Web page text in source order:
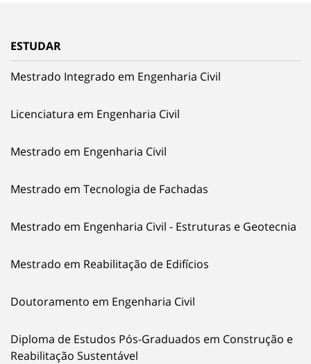
ESTUDAR
Mestrado Integrado em Engenharia Civil
Licenciatura em Engenharia Civil
Mestrado em Engenharia Civil
Mestrado em Tecnologia de Fachadas
Mestrado em Engenharia Civil - Estruturas e Geotecnia
Mestrado em Reabilitação de Edifícios
Doutoramento em Engenharia Civil
Diploma de Estudos Pós-Graduados em Construção e
Reabilitação Sustentável